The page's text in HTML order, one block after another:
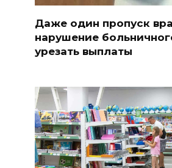
Даже один пропуск
нарушение
урезать выплаты